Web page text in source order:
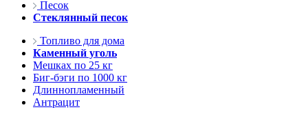
Песок
Стеклянный песок
Топливо для дома
Каменный уголь
Мешках по 25 кг
Биг-бэги по 1000 кг
Длиннопламенный
Антрацит